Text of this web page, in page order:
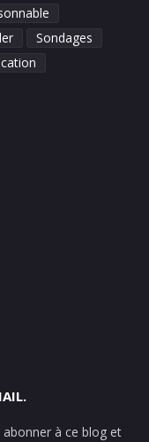
Sondages
à ce blog et